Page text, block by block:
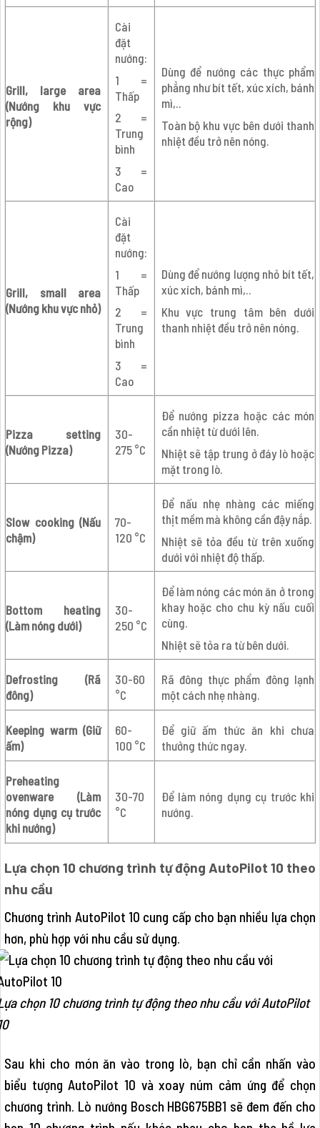
Grill, large area
(Nướng khu vực
rộng)
Cài
đặt
nướng:
1 =
Thấp
2 =
Trung
bình
3 =
Cao
Dùng để nướng các thực phẩm
phẳng như bít tết, xúc xích, bánh
mì,..
Toàn bộ khu vực bên dưới thanh
nhiệt đều trở nên nóng.
Grill, small area
(Nướng khu vực nhỏ)
Cài
đặt
nướng:
1 =
Thấp
2 =
Trung
bình
3 =
Cao
Dùng để nướng lượng nhỏ bít tết,
xúc xích, bánh mì,..
Khu vực trung tâm bên dưới
thanh nhiệt đều trở nên nóng.
Pizza setting
(Nướng Pizza)
30-
275 °C
Để nướng pizza hoặc các món
cần nhiệt từ dưới lên.
Nhiệt sẽ tập trung ở đáy lò hoặc
mặt trong lò.
Slow cooking (Nấu
chậm)
70-
120 °C
Để nấu nhẹ nhàng các miếng
thịt mềm mà không cần đậy nắp.
Nhiệt sẽ tỏa đều từ trên xuống
dưới với nhiệt độ thấp.
Bottom heating
(Làm nóng dưới)
30-
250 °C
Để làm nóng các món ăn ở trong
khay hoặc cho chu kỳ nấu cuối
cùng.
Nhiệt sẽ tỏa ra từ bên dưới.
Defrosting (Rã
đông)
30-60
°C
Rã đông thực phẩm đông lạnh
một cách nhẹ nhàng.
Keeping warm (Giữ
ấm)
60-
100 °C
Để giữ ấm thức ăn khi chưa
thưởng thức ngay.
Preheating
ovenware (Làm
nóng dụng cụ trước
khi nướng)
30-70
°C
Để làm nóng dụng cụ trước khi
nướng.
Lựa chọn 10 chương trình tự động AutoPilot 10 theo
nhu cầu
Chương trình AutoPilot 10 cung cấp cho bạn nhiều lựa chọn
hơn, phù hợp với nhu cầu sử dụng.
chọn 10 chương trình tự động theo nhu cầu với AutoPilot
Sau khi cho món ăn vào trong lò, bạn chỉ cần nhấn vào
biểu tượng AutoPilot 10 và xoay núm cảm ứng để chọn
chương trình. Lò nướng Bosch HBG675BB1 sẽ đem đến cho